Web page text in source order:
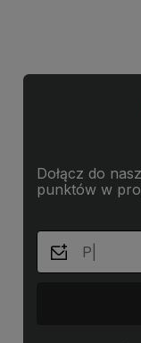
Dołącz do
punktów w